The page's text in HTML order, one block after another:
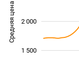
Средняя цена 1 200
2 000
1 500